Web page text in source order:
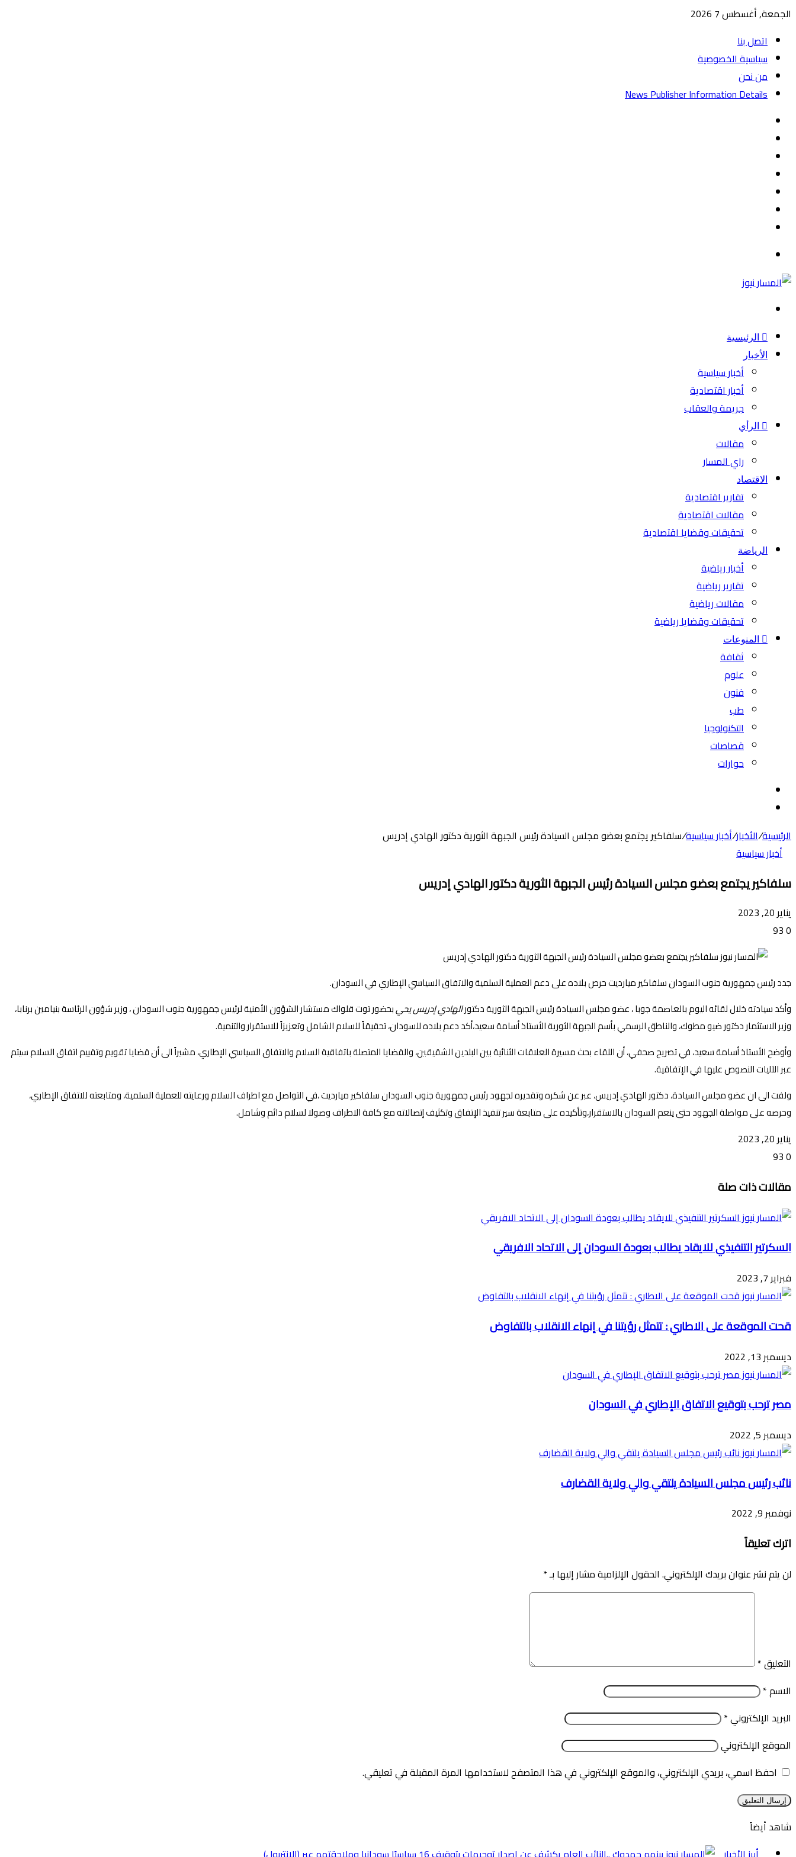
الجمعة, أغسطس 7 2026
اتصل بنا
سياسية الخصوصية
من نحن
News Publisher Information Details
الرئيسية
الأخبار
أخبار سياسية
أخبار اقتصادية
جريمة والعقاب
الرأي
مقالات
راي المسار
الاقتصاد
تقارير اقتصادية
مقالات اقتصادية
تحقيقات وقضايا اقتصادية
الرياضة
أخبار رياضية
تقارير رياضية
مقالات رياضية
تحقيقات وقضايا رياضية
المنوعات
ثقافة
علوم
فنون
طب
التكنولوجيا
قصاصات
حوارات
الرئيسية/الأخبار/أخبار سياسية/سلفاكير يجتمع بعضو مجلس السيادة رئيس الجبهة الثورية دكتور الهادي إدريس
أخبار سياسية
سلفاكير يجتمع بعضو مجلس السيادة رئيس الجبهة الثورية دكتور الهادي إدريس
يناير 20, 2023
0
جدد رئيس جمهورية جنوب السودان سلفاكير ميارديت حرص بلاده على دعم العملية السلمية والاتفاق السياسي الإطاري في السودان.
وأكد سيادته خلال لقائه اليوم بالعاصمة جوبا ، عضو مجلس السيادة رئيس الجبهة الثورية دكتورالهادي إدريس يحيبحضور توت قلواك مستشار الشؤون الأمنية لرئيس جمهورية جنوب السودان ، وزير شؤون الرئاسة بنيامين برنابا،
وزير الاستثمار دكتور ضيو مطوك، والناطق الرسمي بأسم الجبهة الثورية الأستاذ أسامة سعيد،أكد دعم بلاده للسودان، تحقيقاً للسلام الشامل وتعزيزاً للاستقرار والتنمية.
وأوضح الأستاذ أسامة سعيد، في تصريح صحفي، أن اللقاء بحث مسيرة العلاقات الثنائية بين البلدين الشقيقين، والقضايا المتصلة باتفاقية السلام والاتفاق السياسي الإطاري، مشيراً الى أن قضايا تقويم وتقييم اتفاق السلام سيتم
عبر الآليات النصوص عليها في الإتفاقية.
ولفت الى ان عضو مجلس السيادة، دكتور الهادي إدريس، عبر عن شكره وتقديره لجهود رئيس جمهورية جنوب السودان سلفاكير ميارديت ،في التواصل مع اطراف السلام ورعايته للعملية السلمية، ومتابعته للاتفاق الإطاري،
وحرصه على مواصلة الجهود حتى ينعم السودان بالاستقرار،وتأكيده على متابعة سير تنفيذ الإتفاق وتكثيف إتصالاته مع كافة الاطراف وصولا لسلام دائم وشامل.
يناير 20, 2023
0
عبر
البريد
مقالات ذات صلة
السكرتير التنفيذي للايقاد يطالب بعودة السودان إلى الاتحاد الافريقي
فبراير 7, 2023
قحت الموقعة على الاطاري : تتمثل رؤيتنا في إنهاء الانقلاب بالتفاوض
ديسمبر 13, 2022
مصر ترحب بتوقيع الاتفاق الإطاري في السودان
ديسمبر 5, 2022
نائب رئيس مجلس السيادة يلتقي والي ولاية القضارف
نوفمبر 9, 2022
اترك تعليقاً
لن يتم نشر عنوان بريدك الإلكتروني. الحقول الإلزامية مشار إليها بـ*
التعليق*
الاسم*
البريد الإلكتروني*
الموقع الإلكتروني
احفظ اسمي، بريدي الإلكتروني، والموقع الإلكتروني في هذا المتصفح لاستخدامها المرة المقبلة في تعليقي.
شاهد أيضاً